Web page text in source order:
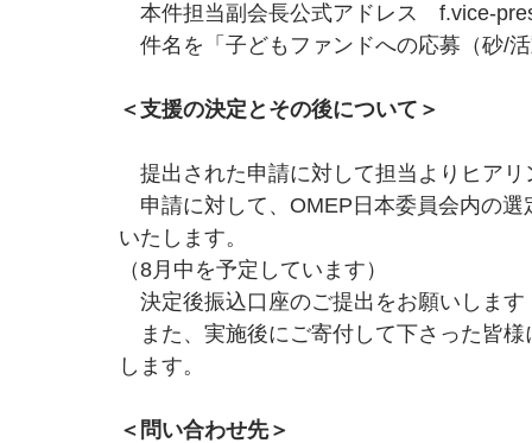
本件担当副会長公式アドレス　f.vice-
件名を「子どもファンドへの応募（砂/
＜支援の決定とその後について＞
提出された申請に対して担当よりヒア
申請に対して、OMEP日本委員会内の選
いたします。
（8月中を予定しています）
決定後振込口座のご提出をお願いします
また、実施後にご寄付して下さった皆
します。
＜問い合わせ先＞